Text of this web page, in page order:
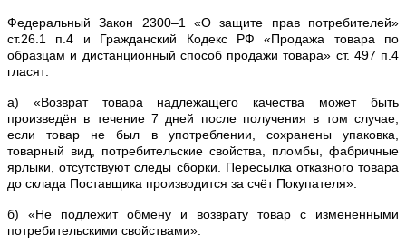
Федеральный Закон 2300–1 «О защите прав потребителей»
ст.26.1 п.4 и Гражданский Кодекс РФ «Продажа товара по
образцам и дистанционный способ продажи товара» ст. 497 п.4
гласят:
а) «Возврат товара надлежащего качества может быть
произведён в течение 7 дней после получения в том случае,
если товар не был в употреблении, сохранены упаковка,
товарный вид, потребительские свойства, пломбы, фабричные
ярлыки, отсутствуют следы сборки. Пересылка отказного товара
до склада Поставщика производится за счёт Покупателя».
б) «Не подлежит обмену и возврату товар с измененными
потребительскими свойствами».